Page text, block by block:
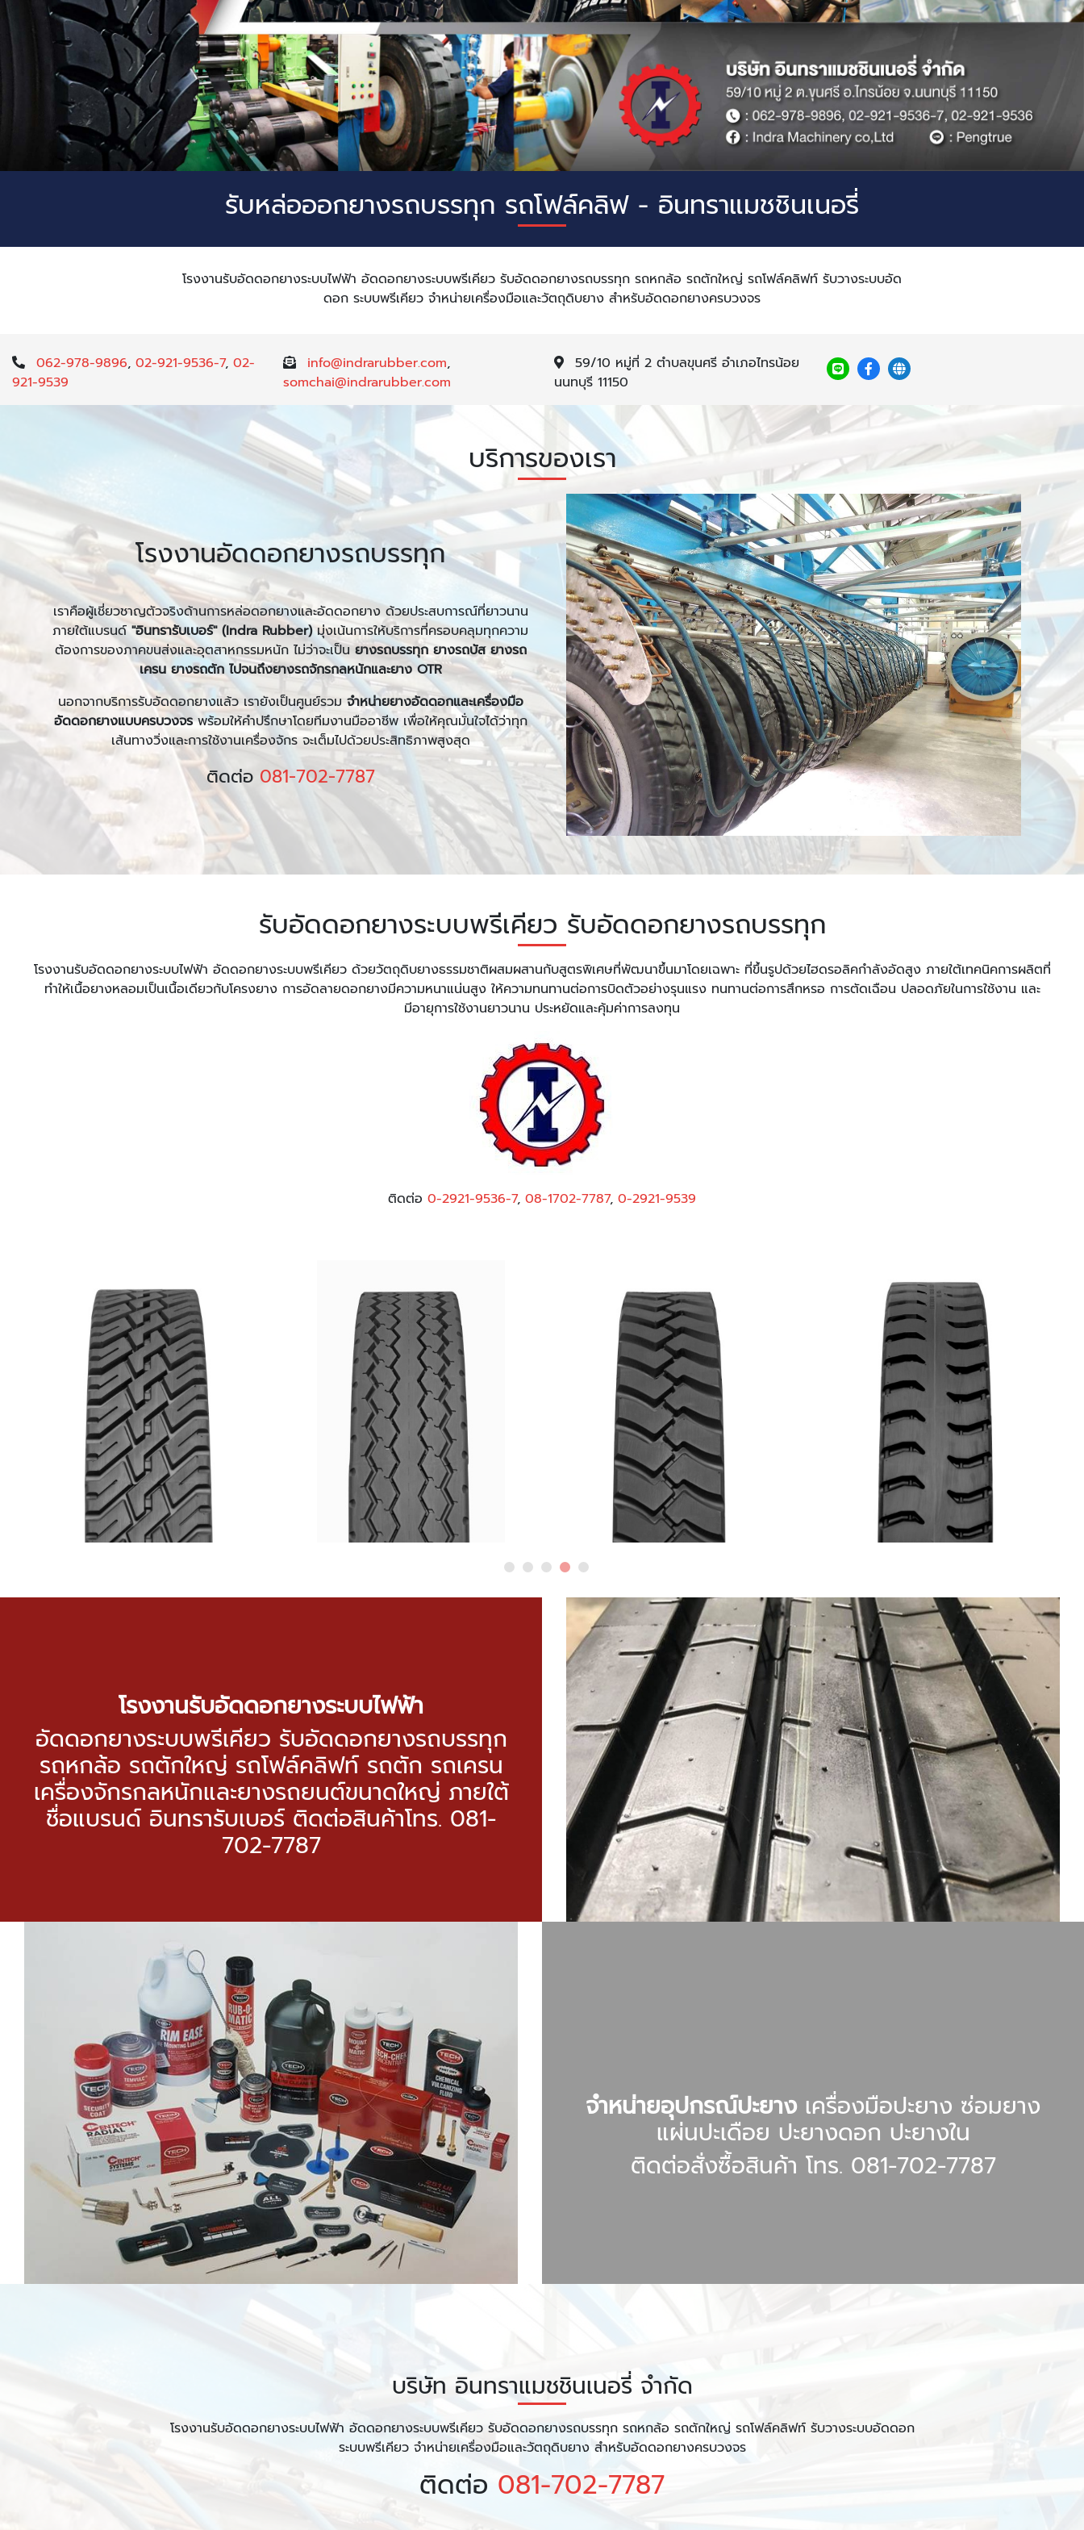
รับหล่อออกยางรถบรรทุก รถโฟล์คลิฟ - อินทราแมชชินเนอรี่
โรงงานรับอัดดอกยางระบบไฟฟ้า อัดดอกยางระบบพรีเคียว รับอัดดอกยางรถบรรทุก รถหกล้อ รถตักใหญ่ รถโฟล์คลิฟท์ รับวางระบบอัด
ดอก ระบบพรีเคียว จำหน่ายเครื่องมือและวัตถุดิบยาง สำหรับอัดดอกยางครบวงจร
062-978-9896, 02-921-9536-7, 02-
921-9539
info@indrarubber.com,
somchai@indrarubber.com
59/10 หมู่ที่ 2 ตำบลขุนศรี อำเภอไทรน้อย
นนทบุรี 11150
บริการของเรา
โรงงานอัดดอกยางรถบรรทุก
เราคือผู้เชี่ยวชาญตัวจริงด้านการหล่อดอกยางและอัดดอกยาง ด้วยประสบการณ์ที่ยาวนาน
ภายใต้แบรนด์ "อินทรารับเบอร์" (Indra Rubber)มุ่งเน้นการให้บริการที่ครอบคลุมทุกความ
ต้องการของภาคขนส่งและอุตสาหกรรมหนัก ไม่ว่าจะเป็นยางรถบรรทุก ยางรถบัส ยางรถ
เครน ยางรถตัก ไปจนถึงยางรถจักรกลหนักและยาง OTR
นอกจากบริการรับอัดดอกยางแล้ว เรายังเป็นศูนย์รวม จำหน่ายยางอัดดอกและเครื่องมือ
อัดดอกยางแบบครบวงจรพร้อมให้คำปรึกษาโดยทีมงานมืออาชีพ เพื่อให้คุณมั่นใจได้ว่าทุก
เส้นทางวิ่งและการใช้งานเครื่องจักร จะเต็มไปด้วยประสิทธิภาพสูงสุด
ติดต่อ 081-702-7787
รับอัดดอกยางระบบพรีเคียว รับอัดดอกยางรถบรรทุก
โรงงานรับอัดดอกยางระบบไฟฟ้า อัดดอกยางระบบพรีเคียว ด้วยวัตถุดิบยางธรรมชาติผสมผสานกับสูตรพิเศษที่พัฒนาขึ้นมาโดยเฉพาะ ที่ขึ้นรูปด้วยไฮดรอลิคกำลังอัดสูง ภายใต้เทคนิคการผลิตที่
ทำให้เนื้อยางหลอมเป็นเนื้อเดียวกับโครงยาง การอัดลายดอกยางมีความหนาแน่นสูง ให้ความทนทานต่อการบิดตัวอย่างรุนแรง ทนทานต่อการสึกหรอ การตัดเฉือน ปลอดภัยในการใช้งาน และ
มีอายุการใช้งานยาวนาน ประหยัดและคุ้มค่าการลงทุน
ติดต่อ 0-2921-9536-7, 08-1702-7787, 0-2921-9539
โรงงานรับอัดดอกยางระบบไฟฟ้า
อัดดอกยางระบบพรีเคียว รับอัดดอกยางรถบรรทุก
รถหกล้อ รถตักใหญ่ รถโฟล์คลิฟท์ รถตัก รถเครน
เครื่องจักรกลหนักและยางรถยนต์ขนาดใหญ่ ภายใต้
ชื่อแบรนด์ อินทรารับเบอร์ ติดต่อสินค้าโทร. 081-
702-7787
จำหน่ายอุปกรณ์ปะยาง เครื่องมือปะยาง ซ่อมยาง
แผ่นปะเดือย ปะยางดอก ปะยางใน
ติดต่อสั่งซื้อสินค้า โทร. 081-702-7787
บริษัท อินทราแมชชินเนอรี่ จำกัด
โรงงานรับอัดดอกยางระบบไฟฟ้า อัดดอกยางระบบพรีเคียว รับอัดดอกยางรถบรรทุก รถหกล้อ รถตักใหญ่ รถโฟล์คลิฟท์ รับวางระบบอัดดอก
ระบบพรีเคียว จำหน่ายเครื่องมือและวัตถุดิบยาง สำหรับอัดดอกยางครบวงจร
ติดต่อ 081-702-7787